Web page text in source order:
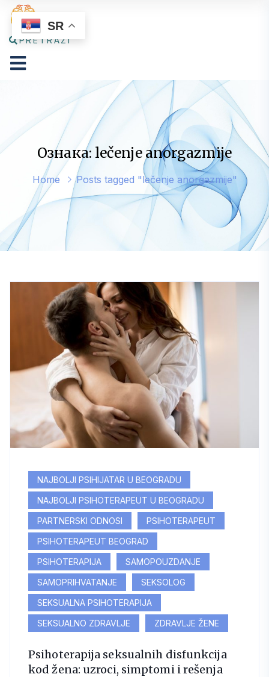
PRETRAŽI
Ознака: lečenje anorgazmije
Home Posts tagged "lečenje anorgazmije"
NAJBOLJI PSIHIJATAR U BEOGRADU
NAJBOLJI PSIHOTERAPEUT U BEOGRADU
PARTNERSKI ODNOSI
PSIHOTERAPEUT
PSIHOTERAPEUT BEOGRAD
PSIHOTERAPIJA
SAMOPOUZDANJE
SAMOPRIHVATANJE
SEKSOLOG
SEKSUALNA PSIHOTERAPIJA
SEKSUALNO ZDRAVLJE
ZDRAVLJE ŽENE
Psihoterapija seksualnih disfunkcija
kod žena: uzroci, simptomi i rešenja
SR